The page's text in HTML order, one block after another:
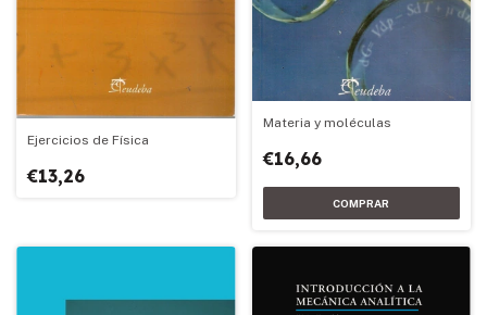
Ejercicios de Física
€13,26
Materia y moléculas
€16,66